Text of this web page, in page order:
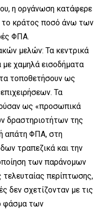
η οργάνωση κατάφερε
το κράτος ποσό άνω των
ΦΠΑ.
μελών: Τα κεντρικά
χαμηλά εισοδήματα
τα τοποθετήσουν ως
Τα
ως «προσωπικά
δραστηριοτήτων της
απάτη ΦΠΑ, στη
τραπεζικά και την
των παράνομων
περίπτωσης,
δεν σχετίζονταν με τις
φάσμα των